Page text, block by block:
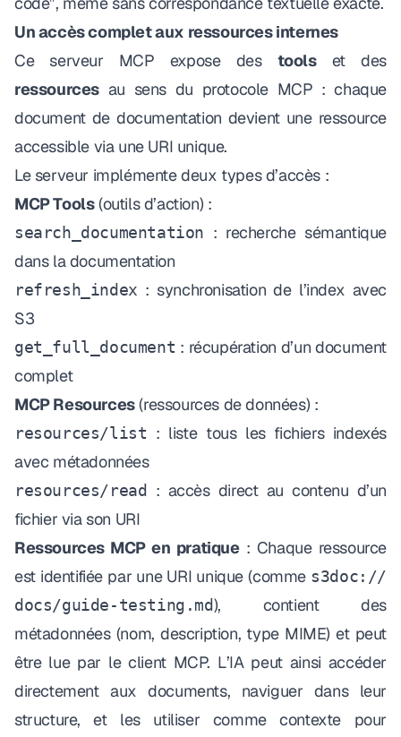
Un accès complet aux ressources internes
Ce serveur MCP expose des toolset des
ressources au sens du protocole MCP : chaque
document de documentation devient une ressource
accessible via une URI unique.
Le serveur implémente deux types d’accès :
MCP Tools(outils d’action) :
search_documentation : recherche sémantique
dans la documentation
refresh_index : synchronisation de l’index avec
S3
get_full_document : récupération d’un document
complet
MCP Resources(ressources de données) :
resources/list : liste tous les fichiers indexés
avec métadonnées
resources/read
: accès direct au contenu d’un
fichier via son URI
Ressources MCP en pratique: Chaque ressource
est identifiée par une URI unique (comme s3doc://
docs/guide-testing.md), contient des
métadonnées (nom, description, type MIME) et peut
être lue par le client MCP. L’IA peut ainsi accéder
directement aux documents, naviguer dans leur
structure, et les utiliser comme contexte pour